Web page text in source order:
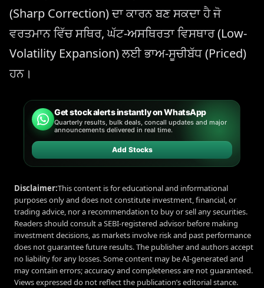
(Sharp Correction) ਦਾ ਕਾਰਨ ਬਣ ਸਕਦਾ ਹੈ ਜੋ
ਵਰਤਮਾਨ ਵਿੱਚ ਸਥਿਰ, ਘੱਟ-ਅਸਥਿਰਤਾ ਵਿਸਥਾਰ (Low-
Volatility Expansion) ਲਈ ਭਾਅ-ਸੂਚੀਬੱਧ (Priced)
ਹਨ।
Get stock alerts instantly on WhatsApp
Quarterly results, bulk deals, concall updates and major
announcements delivered in real time.
Add Stocks
Disclaimer:This content is for educational and informational
purposes only and does not constitute investment, financial, or
trading advice, nor a recommendation to buy or sell any securities.
Readers should consult a SEBI-registered advisor before making
investment decisions, as markets involve risk and past performance
does not guarantee future results. The publisher and authors accept
no liability for any losses. Some content may be AI-generated and
may contain errors; accuracy and completeness are not guaranteed.
Views expressed do not reflect the publication’s editorial stance.